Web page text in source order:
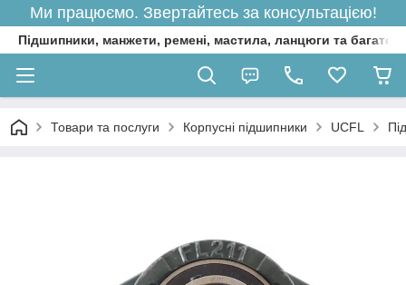
Ми працюємо. Звертайтесь за консультацією!
Підшипники, манжети, ремені, мастила, ланцюги та багато
Товари та послуги Корпусні підшипники UCFL